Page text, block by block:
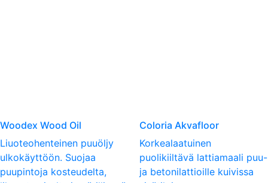
Woodex Wood Oil
Liuoteohenteinen puuöljy
ulkokäyttöön. Suojaa
puupintoja kosteudelta,
Coloria Akvafloor
Korkealaatuinen
puolikiiltävä lattiamaali puu-
ja betonilattioille kuivissa